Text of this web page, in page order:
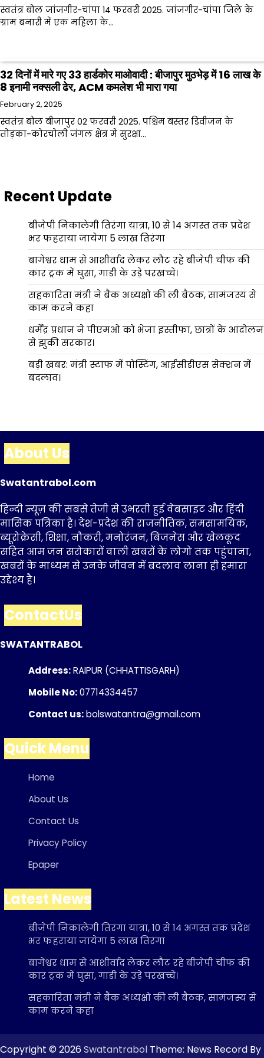
स्वतंत्र बोल जांजगीर-चांपा 14 फरवरी 2025. जांजगीर-चांपा जिले के
ग्राम बनारी में एक महिला के…
32 दिनों में मारे गए 33 हार्डकोर माओवादी : बीजापुर मुठभेड़ में 16 लाख के
8 इनामी नक्सली ढेर, ACM कमलेश भी मारा गया
February 2, 2025
स्वतंत्र बोल बीजापुर 02 फरवरी 2025. पश्चिम बस्तर डिवीजन के
तोड़का-कोरचोली जंगल क्षेत्र में सुरक्षा…
Recent Update
बीजेपी निकालेगी तिरंगा यात्रा, 10 से 14 अगस्त तक प्रदेश
भर फहराया जायेगा 5 लाख तिरंगा
बागेश्वर धाम से आशीर्वाद लेकर लौट रहे बीजेपी चीफ की
कार ट्रक में घुसा, गाडी के उड़े परखच्चे।
सहकारिता मंत्री ने बैंक अध्यक्षो की ली बैठक, सामंजस्य से
काम करने कहा
धर्मेंद्र प्रधान ने पीएमओ को भेजा इस्तीफा, छात्रों के आंदोलन
से झुकी सरकार।
बड़ी खबर: मंत्री स्टाफ में पोस्टिंग, आईसीडीएस सेक्शन में
बदलाव।
About Us
Swatantrabol.com
हिन्दी न्यूज़ की सबसे तेजी से उभरती हुई वेबसाइट और हिंदी
मासिक पत्रिका है। देश-प्रदेश की राजनीतिक, समसामयिक,
ब्यूरोक्रेसी, शिक्षा, नौकरी, मनोरंजन, बिजनेस और खेलकूद
सहित आम जन सरोकारों वाली खबरों के लोगो तक पहुंचाना,
खबरों के माध्यम से उनके जीवन में बदलाव लाना ही हमारा
उद्देश्य है।
ContactUs
SWATANTRABOL
Address:RAIPUR (CHHATTISGARH)
Mobile No:07714334457
Contact us:bolswatantra@gmail.com
Quick Menu
Home
About Us
Contact Us
Privacy Policy
Epaper
Latest News
बीजेपी निकालेगी तिरंगा यात्रा, 10 से 14 अगस्त तक प्रदेश
भर फहराया जायेगा 5 लाख तिरंगा
बागेश्वर धाम से आशीर्वाद लेकर लौट रहे बीजेपी चीफ की
कार ट्रक में घुसा, गाडी के उड़े परखच्चे।
सहकारिता मंत्री ने बैंक अध्यक्षो की ली बैठक, सामंजस्य से
काम करने कहा
Copyright © 2026 Swatantrabol Theme: News Record By